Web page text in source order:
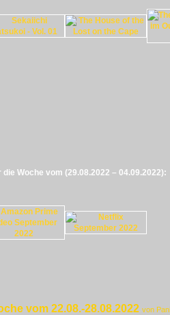
Woche vom (29.08.2022 – 04.09.2022):
vom 22.08.-28.08.2022 von